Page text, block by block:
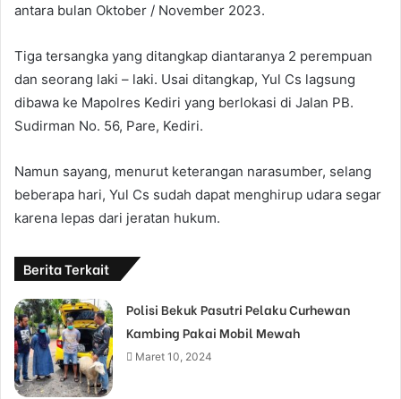
l
antara bulan Oktober / November 2023.
Tiga tersangka yang ditangkap diantaranya 2 perempuan
dan seorang laki – laki. Usai ditangkap, Yul Cs lagsung
dibawa ke Mapolres Kediri yang berlokasi di Jalan PB.
Sudirman No. 56, Pare, Kediri.
Namun sayang, menurut keterangan narasumber, selang
beberapa hari, Yul Cs sudah dapat menghirup udara segar
karena lepas dari jeratan hukum.
Berita Terkait
Polisi Bekuk Pasutri Pelaku Curhewan
Kambing Pakai Mobil Mewah
Maret 10, 2024